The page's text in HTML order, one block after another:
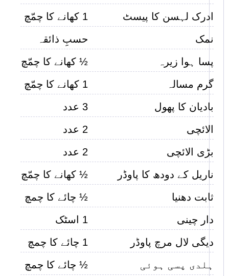
ادرک لہسن کا پیسٹ
1 کھانے کا چمّچ
نمک
حسبِ ذائقہ
پسا ہوا زیرہ
½ کھانے کا چمّچ
گرم مسالہ
1 کھانے کا چمّچ
بادیان کا پھول
3 عدد
الائچی
2 عدد
بڑی الائچی
2 عدد
ناریل کے دودھ کا پاوڈر
½ کھانے کا چمّچ
ثابت دھنیا
½ چائے کا چمچ
دار چینی
1 اسٹک
دیگی لال مرچ پاوڈر
1 چائے کا چمچ
ہلدی پسی ہوئی
½ چائے کا چمچ